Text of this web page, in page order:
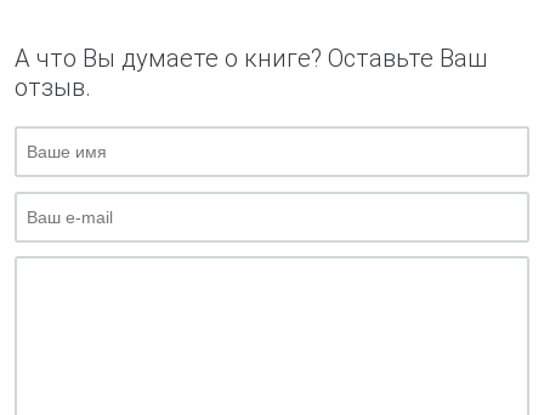
А что Вы думаете о книге? Оставьте Ваш
отзыв.